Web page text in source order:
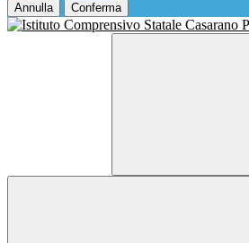
Annulla Conferma